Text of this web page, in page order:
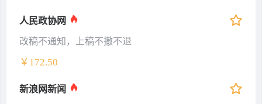
人民政协网
改稿不通知，上稿不撤不退
￥172.50
新浪网新闻